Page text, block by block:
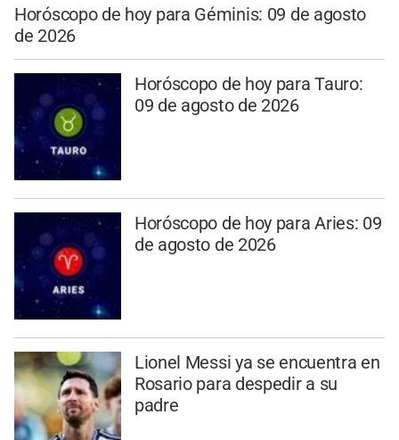
Horóscopo de hoy para Géminis: 09 de agosto
de 2026
Horóscopo de hoy para Tauro:
09 de agosto de 2026
Horóscopo de hoy para Aries: 09
de agosto de 2026
Lionel Messi ya se encuentra en
Rosario para despedir a su
padre